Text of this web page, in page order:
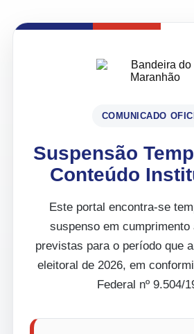
COMUNICADO
Suspensão
Conteúdo
Este portal encontra-se
suspenso em
previstas para o período que
eleitoral de 2026, em
Federal nº 9.504/